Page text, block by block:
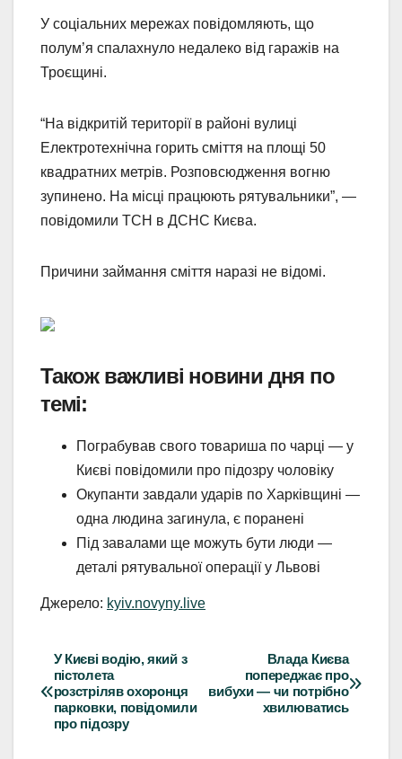
У соціальних мережах повідомляють, що
полум’я спалахнуло недалеко від гаражів на
Троєщині.
“На відкритій території в районі вулиці
Електротехнічна горить сміття на площі 50
квадратних метрів. Розповсюдження вогню
зупинено. На місці працюють рятувальники”, —
повідомили ТСН в ДСНС Києва.
Причини займання сміття наразі не відомі.
Також важливі новини дня по
темі:
Пограбував свого товариша по чарці — у
Києві повідомили про підозру чоловіку
Окупанти завдали ударів по Харківщині —
одна людина загинула, є поранені
Під завалами ще можуть бути люди —
деталі рятувальної операції у Львові
Джерело: kyiv.novyny.live
Навігація
записів
Влада Києва
попереджає про
вибухи — чи потрібно
хвилюватись
У Києві водію, який з
пістолета
розстріляв охоронця
парковки, повідомили
про підозру